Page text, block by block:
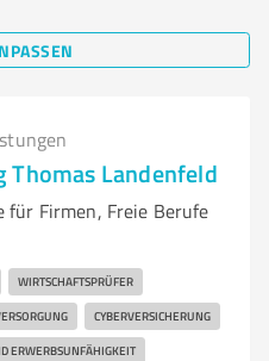
Thomas Landenfeld
für Firmen, Freie Berufe
WIRTSCHAFTSPRÜFER
CYBERVERSICHERUNG
ERWERBSUNFÄHIGKEIT